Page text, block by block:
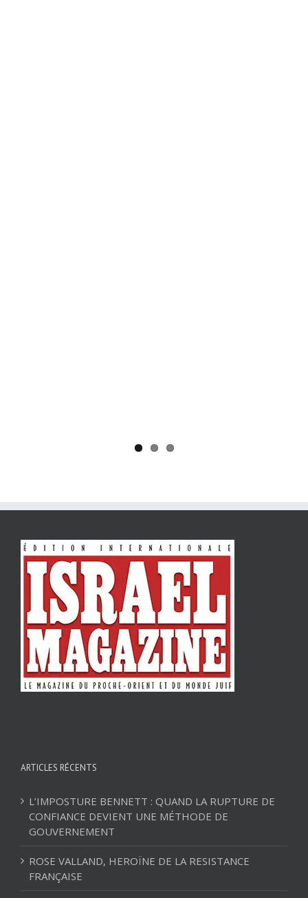
ARTICLES RÉCENTS
L’IMPOSTURE BENNETT : QUAND LA RUPTURE DE
CONFIANCE DEVIENT UNE MÉTHODE DE
GOUVERNEMENT
ROSE VALLAND, HEROÏNE DE LA RESISTANCE
FRANÇAISE